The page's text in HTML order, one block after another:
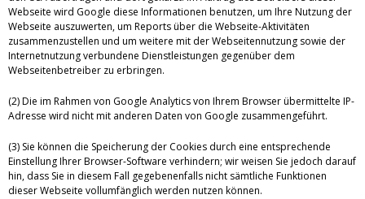
Webseite wird Google diese Informationen benutzen, um Ihre Nutzung der
Webseite auszuwerten, um Reports über die Webseite-Aktivitäten
zusammenzustellen und um weitere mit der Webseitennutzung sowie der
Internetnutzung verbundene Dienstleistungen gegenüber dem
Webseitenbetreiber zu erbringen.
(2) Die im Rahmen von Google Analytics von Ihrem Browser übermittelte IP-
Adresse wird nicht mit anderen Daten von Google zusammengeführt.
(3) Sie können die Speicherung der Cookies durch eine entsprechende
Einstellung Ihrer Browser-Software verhindern; wir weisen Sie jedoch darauf
hin, dass Sie in diesem Fall gegebenenfalls nicht sämtliche Funktionen
dieser Webseite vollumfänglich werden nutzen können.